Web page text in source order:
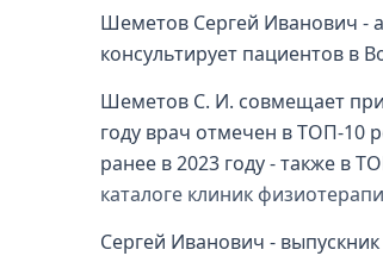
Шеметов Сергей Иванович -
консультирует пациентов в
Шеметов С. И. совмещает
году врач отмечен в ТОП-10
ранее в 2023 году - также в
каталоге клиник
Сергей Иванович -